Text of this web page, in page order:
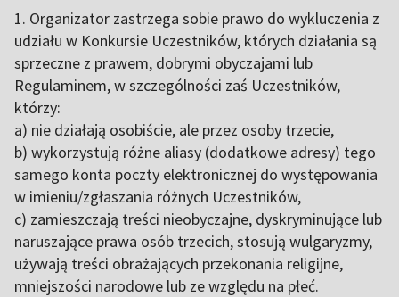
1. Organizator zastrzega sobie prawo do wykluczenia z
udziału w Konkursie Uczestników, których działania są
sprzeczne z prawem, dobrymi obyczajami lub
Regulaminem, w szczególności zaś Uczestników,
którzy:
a) nie działają osobiście, ale przez osoby trzecie,
b) wykorzystują różne aliasy (dodatkowe adresy) tego
samego konta poczty elektronicznej do występowania
w imieniu/zgłaszania różnych Uczestników,
c) zamieszczają treści nieobyczajne, dyskryminujące lub
naruszające prawa osób trzecich, stosują wulgaryzmy,
używają treści obrażających przekonania religijne,
mniejszości narodowe lub ze względu na płeć.